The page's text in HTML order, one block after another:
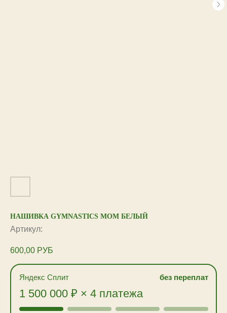
НАШИВКА GYMNASTICS MOM БЕЛЫЙ
Артикул:
600,00 РУБ
Яндекс Сплит без переплат
1 500 000 ₽ × 4 платежа